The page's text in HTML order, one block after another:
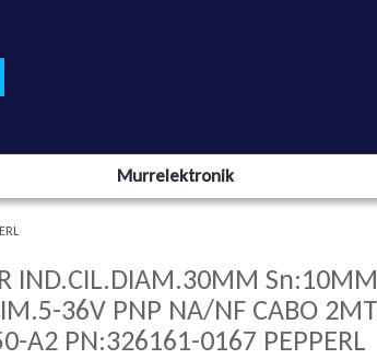
Murrelektronik
IND.CIL.DIAM.30MM Sn:10MM
36V PNP NA/NF CABO
A2 PN:326161-0167 PEPPERL